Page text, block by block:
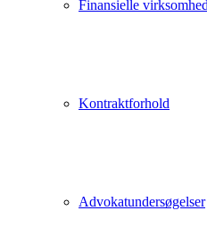
Finansielle
Kontraktforhold
Advokatundersøgelser